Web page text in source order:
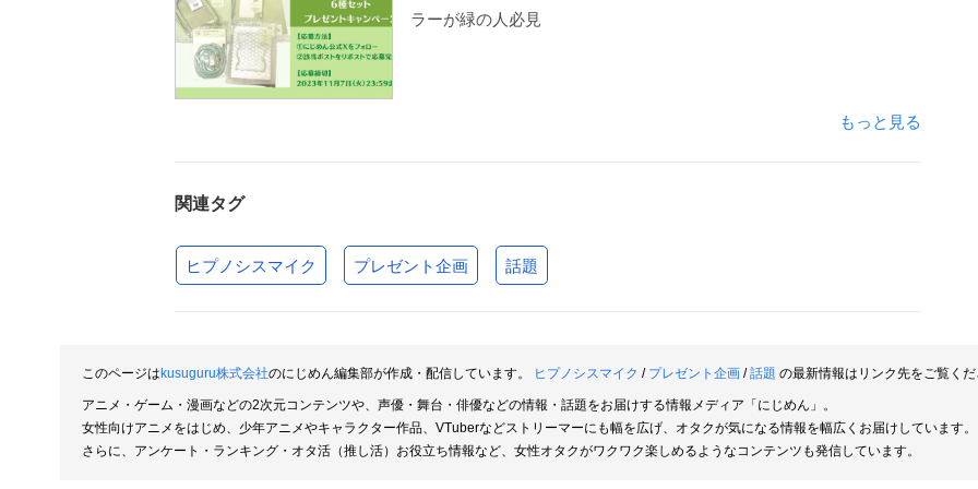
ラーが緑の人必見
もっと見る
関連タグ
ヒプノシスマイク プレゼント企画 話題
このページは kusuguru株式会社のにじめん編集部が作成・配信しています。 ヒプノシスマイク / プレゼント企画/話題 の最新情報はリンク先をご覧く
アニメ・ゲーム・漫画などの2次元コンテンツや、声優・舞台・俳優などの情報・話題をお届けする情報メディア「にじめん」。
女性向けアニメをはじめ、少年アニメやキャラクター作品、VTuberなどストリーマーにも幅を広げ、オタクが気になる情報を幅広くお届けしています。
さらに、アンケート・ランキング・オタ活（推し活）お役立ち情報など、女性オタクがワクワク楽しめるようなコンテンツも発信しています。